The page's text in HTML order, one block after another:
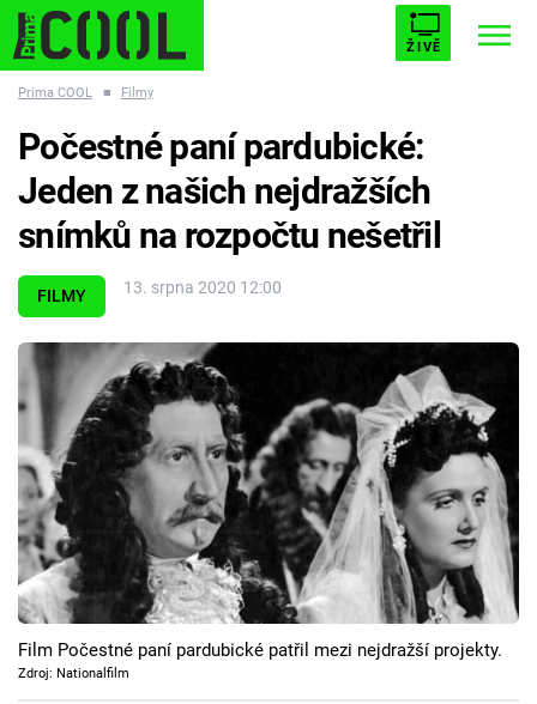
ŽIVĚ
ESCAPE PLNEJ KOTEL AVENGERS 5
Témata
Filmy
Seriály
Hry
Cool Esport
Pořady
TV Program
Prima COOL ■ Filmy
FILMY 13. srpna 2020 12:00
Počestné paní pardubické:
Jeden z našich nejdražších
snímků na rozpočtu nešetřil
Film Počestné paní pardubické patřil mezi nejdražší projekty.
Zdroj: Nationalfilm